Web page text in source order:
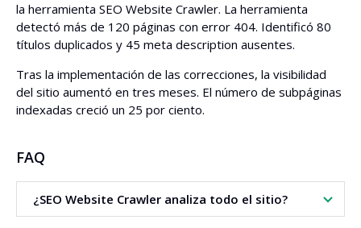
la herramienta SEO Website Crawler. La herramienta
detectó más de 120 páginas con error 404. Identificó 80
títulos duplicados y 45 meta description ausentes.
Tras la implementación de las correcciones, la visibilidad
del sitio aumentó en tres meses. El número de subpáginas
indexadas creció un 25 por ciento.
FAQ
¿SEO Website Crawler analiza todo el sitio?